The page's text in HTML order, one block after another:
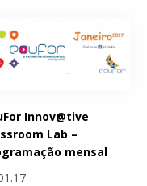
Innov@tive
Lab –
mensal